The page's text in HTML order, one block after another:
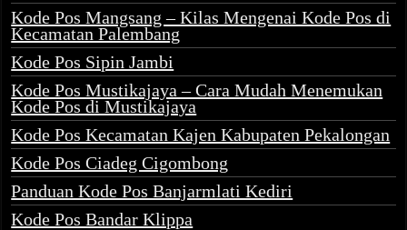
Kode Pos Mangsang – Kilas Mengenai Kode Pos di
Kecamatan Palembang
Kode Pos Sipin Jambi
Kode Pos Mustikajaya – Cara Mudah Menemukan
Kode Pos di Mustikajaya
Kode Pos Kecamatan Kajen Kabupaten Pekalongan
Kode Pos Ciadeg Cigombong
Panduan Kode Pos Banjarmlati Kediri
Kode Pos Bandar Klippa